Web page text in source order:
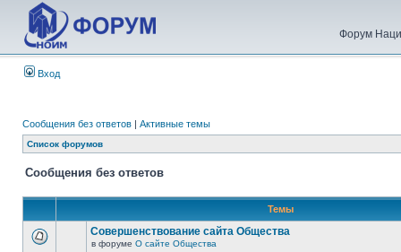
Форум
Вход
Сообщения без ответов | Активные темы
Список форумов
Сообщения без ответов
Темы
Совершенствование сайта Общества
в форуме О сайте Общества